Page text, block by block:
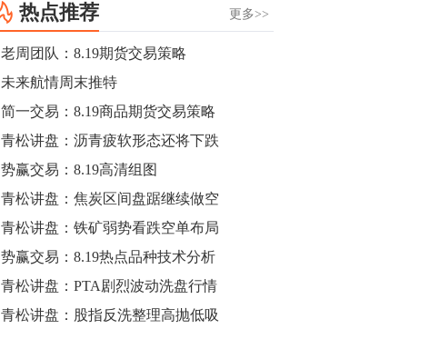
跌幅达6%，报689.5元/吨，刷新近两个月
低位。
14:20
方正有色研究团队：高度重视贵金属的阶
段性机会。自年初以来沪金上涨16.93%，
立涨势，白银将开启补涨，且涨幅超过黄
金，金银比有望高位回归。
13:55
豆二期货主力合约涨停，涨幅达3.98%，报
CBOT大豆期货市场上涨，11月期约收高
更多>>
热点推荐
老周团队：8.19期货交易策略
未来航情周末推特
简一交易：8.19商品期货交易策略
青松讲盘：沥青疲软形态还将下跌
势赢交易：8.19高清组图
青松讲盘：焦炭区间盘踞继续做空
青松讲盘：铁矿弱势看跌空单布局
势赢交易：8.19热点品种技术分析
青松讲盘：PTA剧烈波动洗盘行情
青松讲盘：股指反洗整理高抛低吸